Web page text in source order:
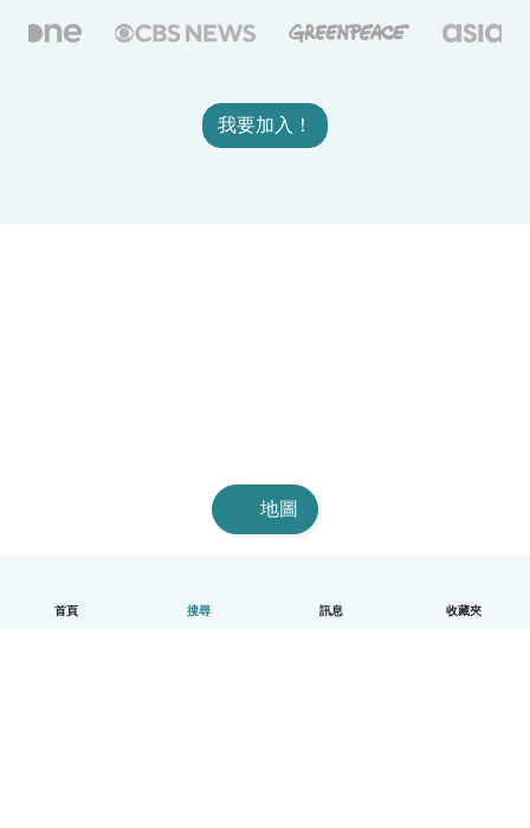
首頁 搜尋 訊息 收藏夾
我要加入！
地圖